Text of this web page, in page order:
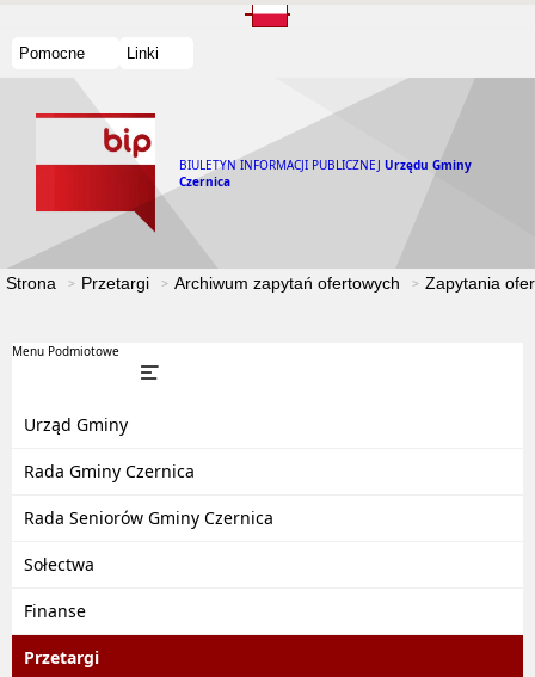
Pomocne Linki
BIULETYN INFORMACJI PUBLICZNEJ Urzędu Gminy
Czernica
Strona Przetargi Archiwum zapytań ofertowych Zapytania
Menu Podmiotowe
Urząd Gminy
Rada Gminy Czernica
Rada Seniorów Gminy Czernica
Sołectwa
Finanse
Przetargi